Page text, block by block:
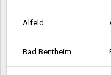
Alfeld
Bad Bentheim